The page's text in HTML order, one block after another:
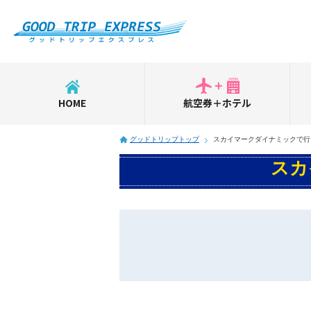
HOME 航空券＋ホテル
グッドトリップトップ スカイマークダイナミックで
ス